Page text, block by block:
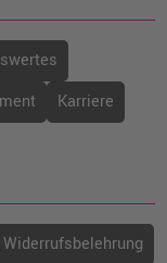
Hell
Karriere
Widerrufsbelehrung